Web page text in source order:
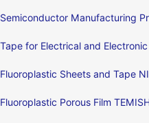
Semiconductor Manufacturing
Tape for Electrical and
Fluoroplastic Sheets and Tape
Fluoroplastic Porous Film